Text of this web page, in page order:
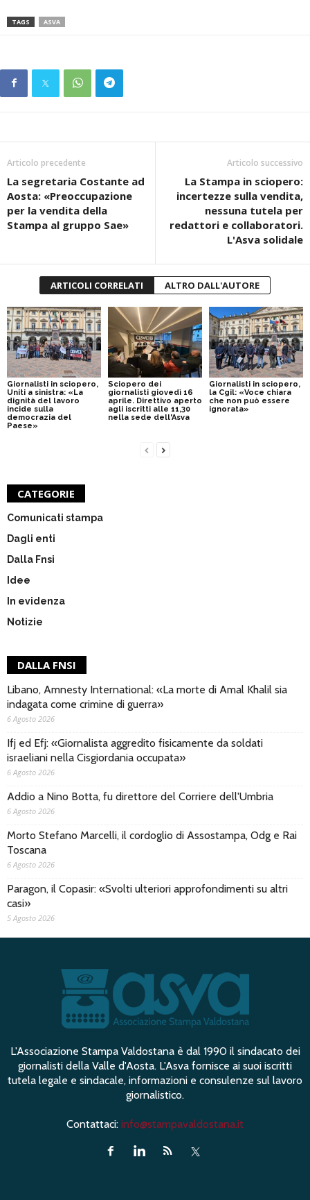
TAGS ASVA
Articolo precedente
La segretaria Costante ad
Aosta: «Preoccupazione
per la vendita della
Stampa al gruppo Sae»
Articolo successivo
La Stampa in sciopero:
incertezze sulla vendita,
nessuna tutela per
redattori e collaboratori.
L'Asva solidale
ARTICOLI CORRELATI ALTRO DALL'AUTORE
Giornalisti in sciopero,
Uniti a sinistra: «La
dignità del lavoro
incide sulla
democrazia del
Paese»
Sciopero dei
giornalisti giovedì 16
aprile. Direttivo aperto
agli iscritti alle 11,30
nella sede dell'Asva
Giornalisti in sciopero,
la Cgil: «Voce chiara
che non può essere
ignorata»
CATEGORIE
Comunicati stampa
Dagli enti
Dalla Fnsi
Idee
In evidenza
Notizie
DALLA FNSI
Libano, Amnesty International: «La morte di Amal Khalil sia
indagata come crimine di guerra»
6 Agosto 2026
Ifj ed Efj: «Giornalista aggredito fisicamente da soldati
israeliani nella Cisgiordania occupata»
6 Agosto 2026
Addio a Nino Botta, fu direttore del Corriere dell'Umbria
6 Agosto 2026
Morto Stefano Marcelli, il cordoglio di Assostampa, Odg e Rai
Toscana
6 Agosto 2026
Paragon, il Copasir: «Svolti ulteriori approfondimenti su altri
casi»
5 Agosto 2026
L'Associazione Stampa Valdostana è dal 1990 il sindacato dei
giornalisti della Valle d'Aosta. L'Asva fornisce ai suoi iscritti
tutela legale e sindacale, informazioni e consulenze sul lavoro
giornalistico.
Contattaci: info@stampavaldostana.it